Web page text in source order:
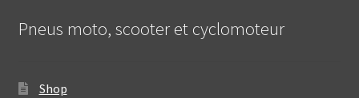
Pneus moto, scooter et cyclomoteur
Shop